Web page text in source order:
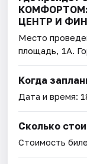
ЦЕНТР И
Место
площадь, 1А.
Когда
Дата и время:
Сколько
Стоимость